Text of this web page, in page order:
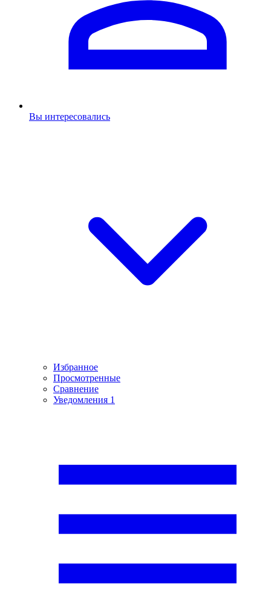
Вы интересовались
Избранное
Просмотренные
Сравнение
Уведомления 1